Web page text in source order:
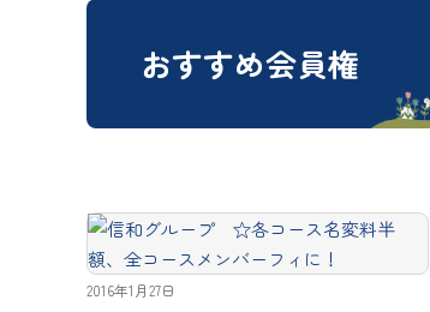
おすすめ会員権
2016年1月27日